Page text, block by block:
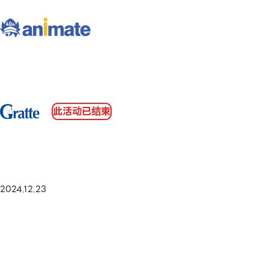
此活动已结束
2024.12.23